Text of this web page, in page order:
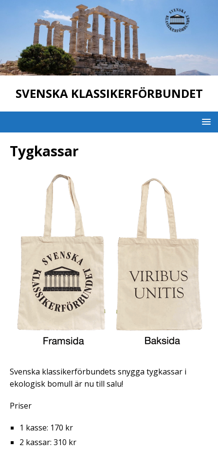
SVENSKA KLASSIKERFÖRBUNDET
Tygkassar
Svenska klassikerförbundets snygga tygkassar i
ekologisk bomull är nu till salu!
Priser
1 kasse: 170 kr
2 kassar: 310 kr